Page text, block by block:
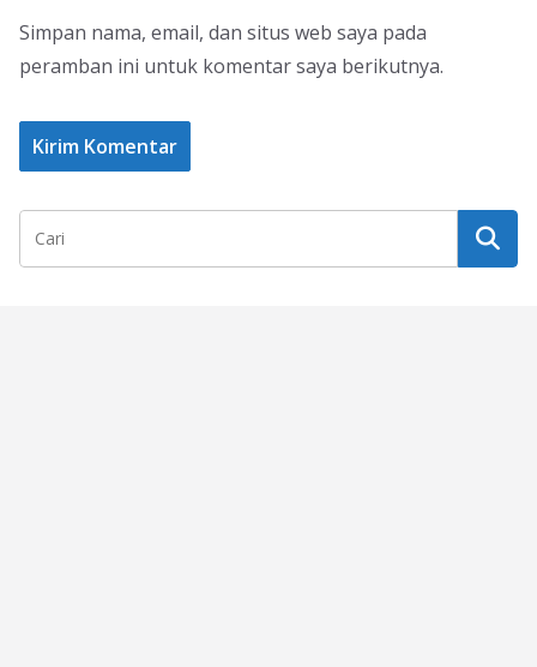
Simpan nama, email, dan situs web saya pada
peramban ini untuk komentar saya berikutnya.